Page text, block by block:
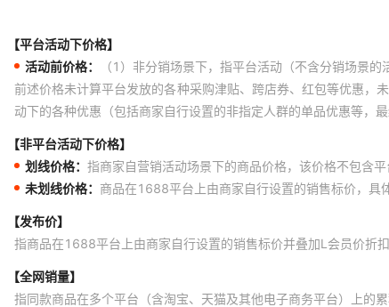
【平台活动下价格】
活动前价格：
（1）非分销场景下，指平台活动（不含分销场景
前述价格未计算平台发放的各种采购津贴、跨店券、红包等优惠，
动下的各种优惠（包括商家自行设置的非指定人群的单品优惠等，
【非平台活动下价格】
划线价格： 指商家自营销活动场景下的商品价格，该价格不包含
未划线价格： 商品在1688平台上由商家自行设置的销售标价，具
【发布价】
指商品在1688平台上由商家自行设置的销售标价并叠加L会员价折
【全网销量】
指同款商品在多个平台（含淘宝、天猫及其他电子商务平台）上的